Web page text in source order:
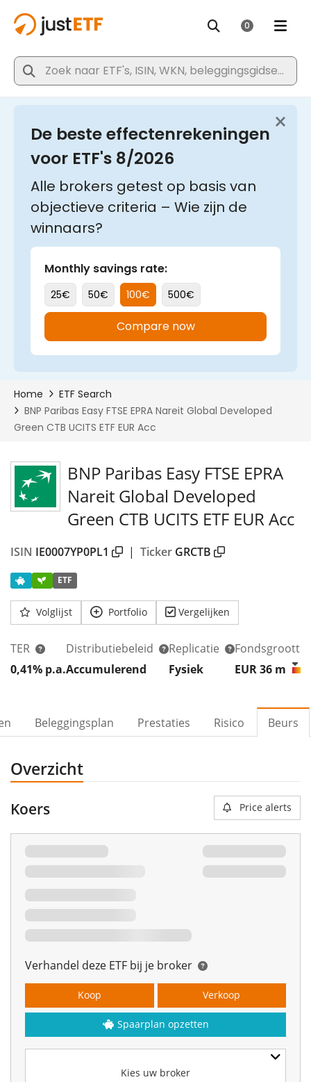
BNP Paribas Easy FTSE EPRA
Nareit Global Developed
Green CTB UCITS ETF EUR Acc
ISIN IE0007YP0PL1 | Ticker GRCTB
ETF
Volglijst Portfolio Vergelijken
TER
0,41% p.a.
Distributiebeleid
Accumulerend
Replicatie
Fysiek
Fondsgrootte
EUR 36 m
Beleggingsplan Prestaties Risico Beurs
Overzicht
Koers Price alerts
Verhandel deze ETF bij je broker
Kies uw broker
Koop Verkoop
Spaarplan opzetten